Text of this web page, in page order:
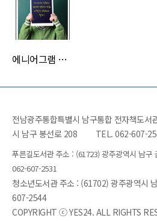
에니어그램 코칭맘
전남광주통합특별시 남구통합 전자책도
시 남구 봉선로 208
TEL. 062-607-
푸른길도서관 주소 : (61723) 광주광역시 남구
062-607-2531
청소년도서관 주소 : (61702) 광주광역시
607-2544
COPYRIGHT ⓒ YES24. ALL RIGHTS